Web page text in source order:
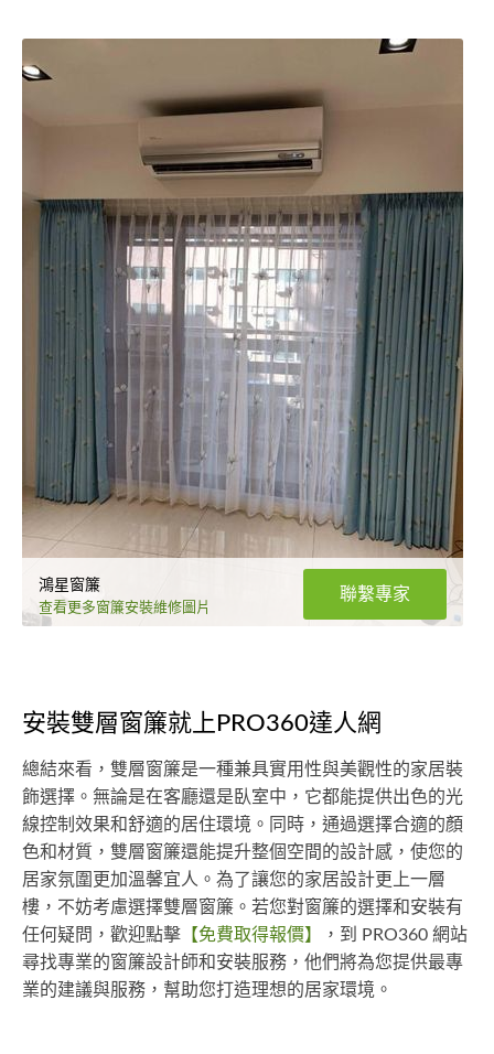
鴻星窗簾
查看更多窗簾安裝維修圖片
聯繫專家
安裝雙層窗簾就上PRO360達人網
總結來看，雙層窗簾是一種兼具實用性與美觀性的家居裝
飾選擇。無論是在客廳還是臥室中，它都能提供出色的光
線控制效果和舒適的居住環境。同時，通過選擇合適的顏
色和材質，雙層窗簾還能提升整個空間的設計感，使您的
居家氛圍更加溫馨宜人。為了讓您的家居設計更上一層
樓，不妨考慮選擇雙層窗簾。若您對窗簾的選擇和安裝有
任何疑問，歡迎點擊 【免費取得報價】
，到 PRO360 網站
尋找專業的窗簾設計師和安裝服務，他們將為您提供最專
業的建議與服務，幫助您打造理想的居家環境。